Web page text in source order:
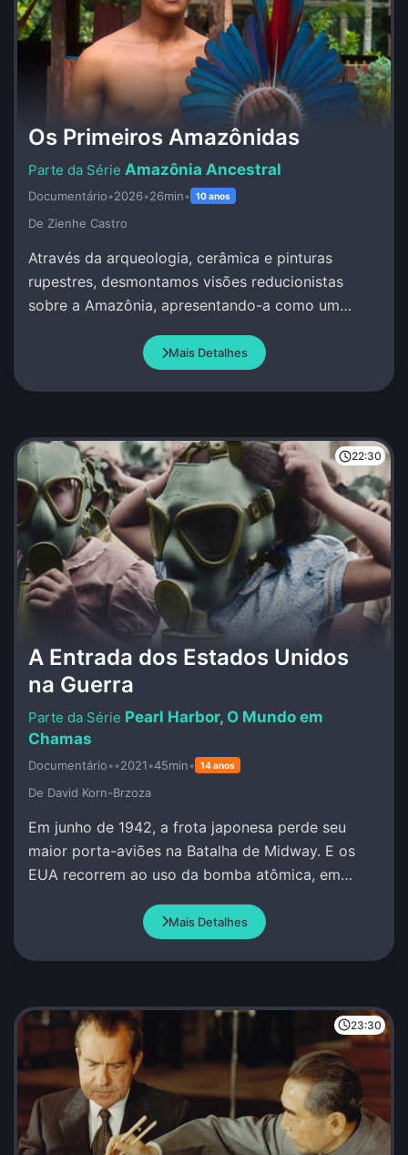
Os Primeiros Amazônidas
Amazônia Ancestral
Documentário•2026•26min• 10 anos
De Zienhe Castro
Através da arqueologia, cerâmica e pinturas
rupestres, desmontamos visões reducionistas
sobre a Amazônia, apresentando-a como um
Mais Detalhes
22:30
A Entrada dos Estados Unidos
na Guerra
Pearl Harbor, O Mundo em
Chamas
Documentário••2021•45min• 14 anos
De David Korn-Brzoza
Em junho de 1942, a frota japonesa perde seu
maior porta-aviões na Batalha de Midway. E os
EUA recorrem ao uso da bomba atômica, em
Mais Detalhes
23:30